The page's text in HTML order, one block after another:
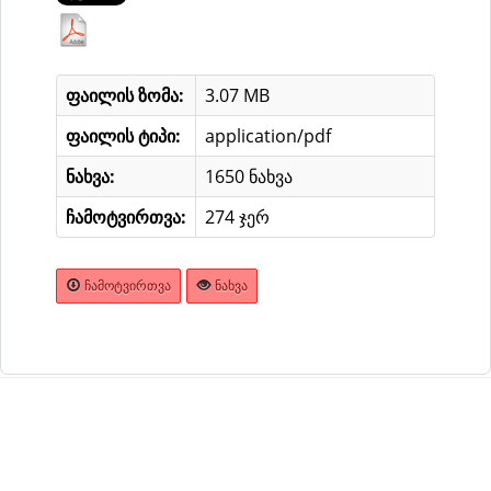
ფაილის ზომა:
3.07 MB
ფაილის ტიპი:
application/pdf
ნახვა:
1650 ნახვა
ჩამოტვირთვა:
274 ჯერ
ᲩᲐᲛᲝᲢᲕᲘᲠᲗᲕᲐ ᲜᲐᲮᲕᲐ